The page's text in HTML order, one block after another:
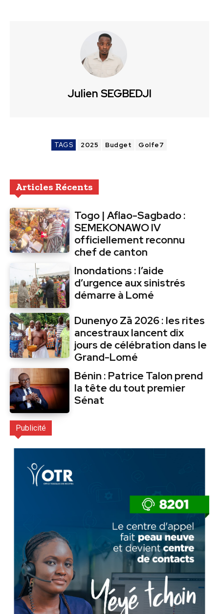
Julien SEGBEDJI
TAGS 2025 Budget Golfe7
Articles Récents
Togo | Aflao-Sagbado :
SEMEKONAWO IV
officiellement reconnu
chef de canton
Inondations : l’aide
d’urgence aux sinistrés
démarre à Lomé
Dunenyo Zā 2026 : les rites
ancestraux lancent dix
jours de célébration dans le
Grand-Lomé
Bénin : Patrice Talon prend
la tête du tout premier
Sénat
Publicité